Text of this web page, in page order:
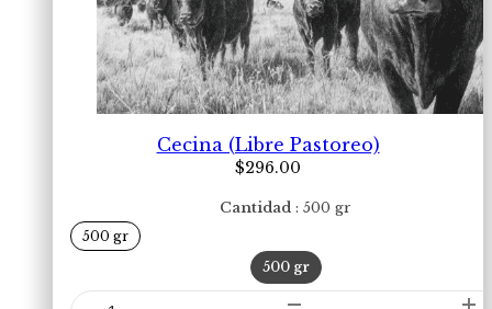
Cecina (Libre Pastoreo)
$296.00
Cantidad 500 gr
500 gr
500 gr